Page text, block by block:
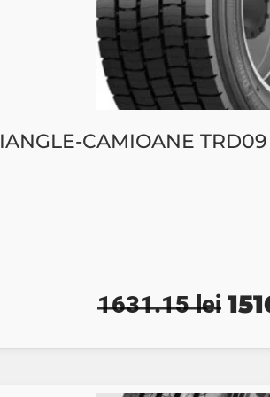
CAMIOANE
1631.15lei
a